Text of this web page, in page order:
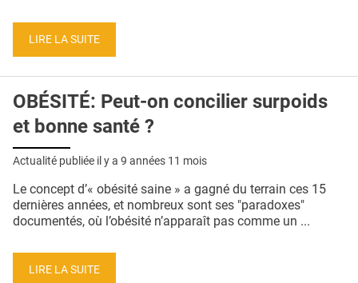
CONTACT
LIRE LA SUITE
OBÉSITÉ: Peut-on concilier surpoids
et bonne santé ?
Actualité publiée il y a 9 années 11 mois
Le concept d’« obésité saine » a gagné du terrain ces 15
dernières années, et nombreux sont ses "paradoxes"
documentés, où l’obésité n’apparaît pas comme un ...
LIRE LA SUITE